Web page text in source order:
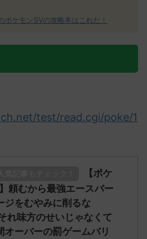
ポケモンSVの攻略本はこれだ！
test/read.cgi/poke/1
【ポケ
頼むから最強エースバー
ジをむやみに削るな
れ味方のせいじゃなくて
オーバーの罰ゲームバリ